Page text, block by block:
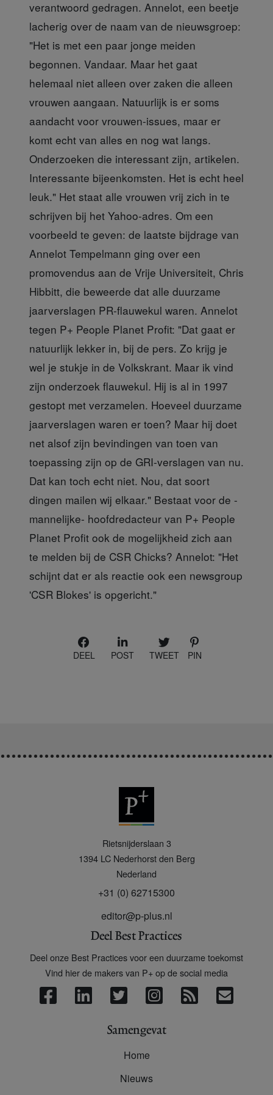
verantwoord gedragen. Annelot, een beetje
lacherig over de naam van de nieuwsgroep:
"Het is met een paar jonge meiden
begonnen. Vandaar. Maar het gaat
helemaal niet alleen over zaken die alleen
vrouwen aangaan. Natuurlijk is er soms
aandacht voor vrouwen-issues, maar er
komt echt van alles en nog wat langs.
Onderzoeken die interessant zijn, artikelen.
Interessante bijeenkomsten. Het is echt heel
leuk." Het staat alle vrouwen vrij zich in te
schrijven bij het Yahoo-adres. Om een
voorbeeld te geven: de laatste bijdrage van
Annelot Tempelmann ging over een
promovendus aan de Vrije Universiteit, Chris
Hibbitt, die beweerde dat alle duurzame
jaarverslagen PR-flauwekul waren. Annelot
tegen P+ People Planet Profit: "Dat gaat er
natuurlijk lekker in, bij de pers. Zo krijg je
wel je stukje in de Volkskrant. Maar ik vind
zijn onderzoek flauwekul. Hij is al in 1997
gestopt met verzamelen. Hoeveel duurzame
jaarverslagen waren er toen? Maar hij doet
net alsof zijn bevindingen van toen van
toepassing zijn op de GRI-verslagen van nu.
Dat kan toch echt niet. Nou, dat soort
dingen mailen wij elkaar." Bestaat voor de -
mannelijke- hoofdredacteur van P+ People
Planet Profit ook de mogelijkheid zich aan
te melden bij de CSR Chicks? Annelot: "Het
schijnt dat er als reactie ook een newsgroup
'CSR Blokes' is opgericht."
DEEL POST TWEET PIN
Rietsnijderslaan 3
1394 LC Nederhorst den Berg
Nederland
+31 (0) 62715300
editor@p-plus.nl
Deel Best Practices
Deel onze Best Practices voor een duurzame toekomst
Vind hier de makers van P+ op de social media
Samengevat
Home
Nieuws